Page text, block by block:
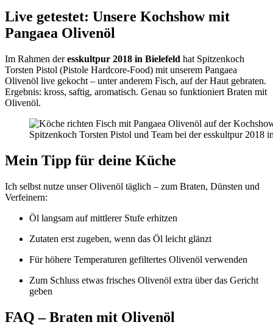
Live getestet: Unsere Kochshow mit
Pangaea Olivenöl
Im Rahmen deresskultpur 2018 in Bielefeld hat Spitzenkoch
Torsten Pistol (Pistole Hardcore-Food) mit unserem Pangaea
Olivenöl live gekocht – unter anderem Fisch, auf der Haut gebraten.
Ergebnis: kross, saftig, aromatisch. Genau so funktioniert Braten mit
Olivenöl.
Spitzenkoch Torsten Pistol und Team bei der esskultpur
Mein Tipp für deine Küche
Ich selbst nutze unser Olivenöl täglich – zum Braten, Dünsten und
Verfeinern:
Öl langsam auf mittlerer Stufe erhitzen
Zutaten erst zugeben, wenn das Öl leicht glänzt
Für höhere Temperaturen gefiltertes Olivenöl verwenden
Zum Schluss etwas frisches Olivenöl extra über das Gericht
geben
FAQ – Braten mit Olivenöl